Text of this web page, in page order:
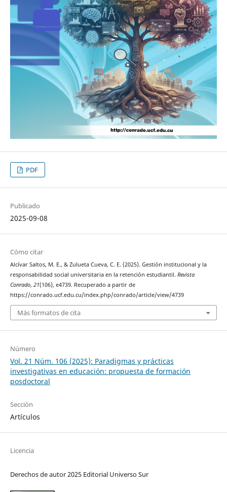
PDF
Publicado
2025-09-08
Cómo citar
Alcívar Saltos, M. E., & Zulueta Cueva, C. E. (2025). Gestión institucional y la
responsabilidad social universitaria en la retención estudiantil. Revista
Conrado, 21(106), e4739. Recuperado a partir de
https://conrado.ucf.edu.cu/index.php/conrado/article/view/4739
Más formatos de cita
Número
Vol. 21 Núm. 106 (2025): Paradigmas y prácticas
investigativas en educación: propuesta de formación
posdoctoral
Sección
Artículos
Licencia
Derechos de autor 2025 Editorial Universo Sur